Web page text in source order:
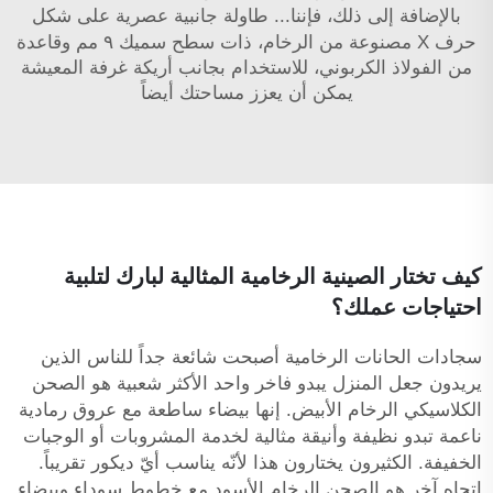
بالإضافة إلى ذلك، فإننا... طاولة جانبية عصرية على شكل
حرف X مصنوعة من الرخام، ذات سطح سميك ٩ مم وقاعدة
من الفولاذ الكربوني، للاستخدام بجانب أريكة غرفة المعيشة
يمكن أن يعزز مساحتك أيضاً
كيف تختار الصينية الرخامية المثالية لبارك لتلبية
احتياجات عملك؟
سجادات الحانات الرخامية أصبحت شائعة جداً للناس الذين
يريدون جعل المنزل يبدو فاخر واحد الأكثر شعبية هو الصحن
الكلاسيكي الرخام الأبيض. إنها بيضاء ساطعة مع عروق رمادية
ناعمة تبدو نظيفة وأنيقة مثالية لخدمة المشروبات أو الوجبات
الخفيفة. الكثيرون يختارون هذا لأنّه يناسب أيّ ديكور تقريباً.